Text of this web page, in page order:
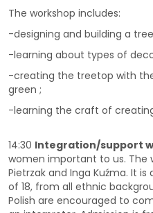
The workshop includes:
-designing and building a
-learning about types of
-creating the treetop with
green ;
-learning the craft of
14:30 Integration/support
women important to us. The
Pietrzak and Inga Kuźma. It
of 18, from all ethnic
Polish are encouraged to